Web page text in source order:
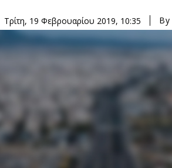
Τρίτη, 19 Φεβρουαρίου 2019, 10:35 By